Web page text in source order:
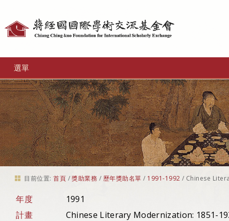
選單
目前位置: 首頁 /獎助業務 / 歷年獎助名單 / 1991-1992 / Chinese
年度
1991
計畫
Chinese Literary Modernization: 1851-